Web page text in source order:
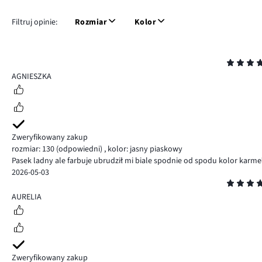
Filtruj opinie: Rozmiar Kolor
4
AGNIESZKA
Zweryfikowany zakup
rozmiar: 130 (odpowiedni) , kolor: jasny piaskowy
Pasek ladny ale farbuje ubrudził mi biale spodnie od spodu kolor
2026-05-03
4
AURELIA
Zweryfikowany zakup